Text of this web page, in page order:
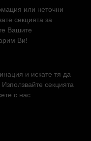
или неточни
секцията за
Вашите
Ви!
и искате тя да
секцията
с нас.